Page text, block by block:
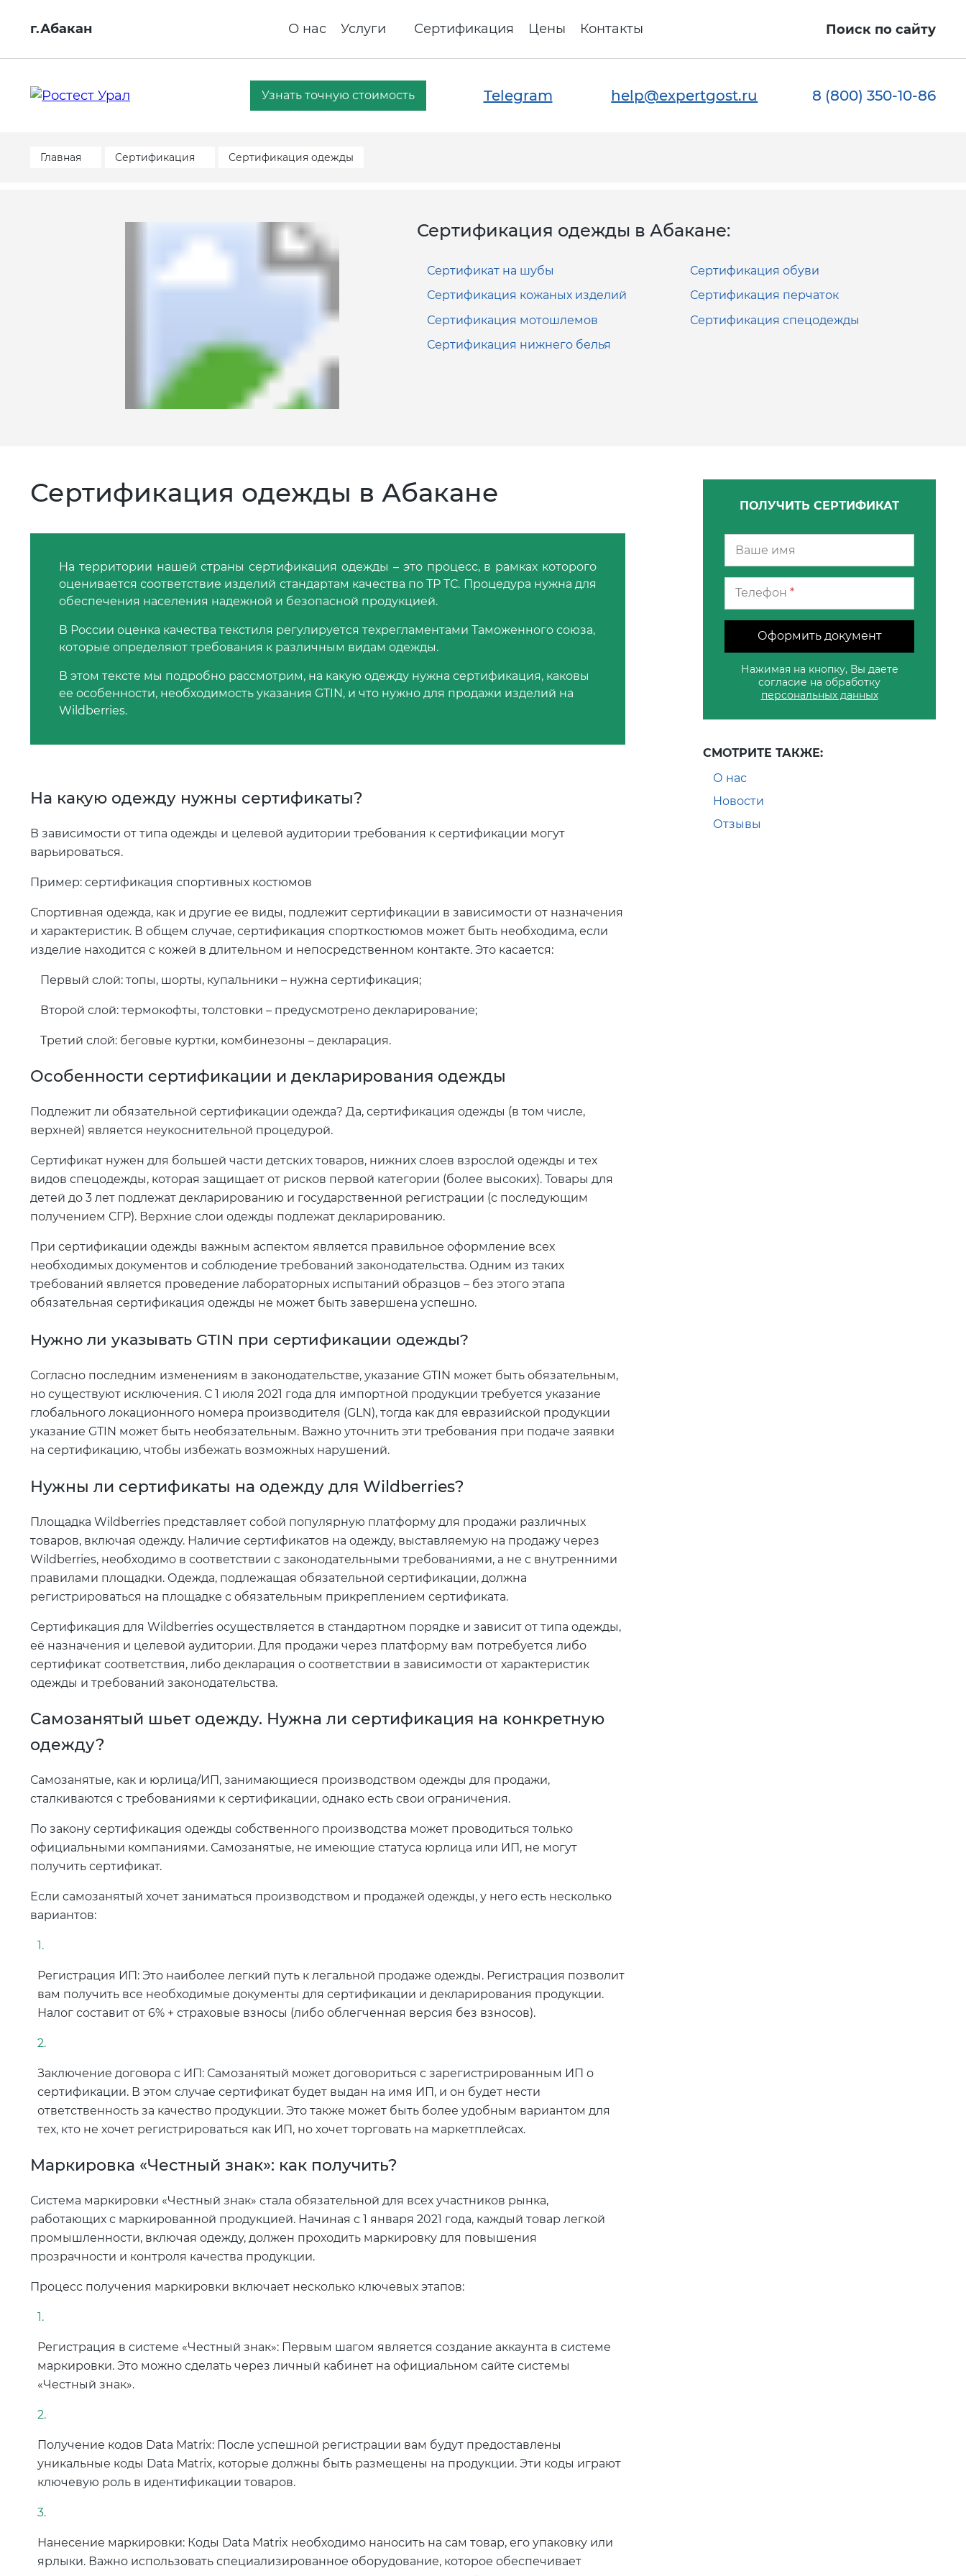
г.Абакан О нас Услуги Сертификация Цены Контакты Поиск по сайту
Узнать точную стоимость Telegram help@expertgost.ru 8 (800) 350-10-86
Главная Сертификация Сертификация одежды
Сертификация одежды в Абакане:
Сертификат на шубы
Сертификация кожаных изделий
Сертификация мотошлемов
Сертификация нижнего белья
Сертификация обуви
Сертификация перчаток
Сертификация спецодежды
Сертификация одежды в Абакане
На территории нашей страны сертификация одежды – это процесс, в рамках которого
оценивается соответствие изделий стандартам качества по ТР ТС. Процедура нужна для
обеспечения населения надежной и безопасной продукцией.
В России оценка качества текстиля регулируется техрегламентами Таможенного союза,
которые определяют требования к различным видам одежды.
В этом тексте мы подробно рассмотрим, на какую одежду нужна сертификация, каковы
ее особенности, необходимость указания GTIN, и что нужно для продажи изделий на
Wildberries.
На какую одежду нужны сертификаты?
В зависимости от типа одежды и целевой аудитории требования к сертификации могут
варьироваться.
Пример: сертификация спортивных костюмов
Спортивная одежда, как и другие ее виды, подлежит сертификации в зависимости от назначения
и характеристик. В общем случае, сертификация спорткостюмов может быть необходима, если
изделие находится с кожей в длительном и непосредственном контакте. Это касается:
Первый слой: топы, шорты, купальники – нужна сертификация;
Второй слой: термокофты, толстовки – предусмотрено декларирование;
Третий слой: беговые куртки, комбинезоны – декларация.
Особенности сертификации и декларирования одежды
Подлежит ли обязательной сертификации одежда? Да, сертификация одежды (в том числе,
верхней) является неукоснительной процедурой.
Сертификат нужен для большей части детских товаров, нижних слоев взрослой одежды и тех
видов спецодежды, которая защищает от рисков первой категории (более высоких). Товары для
детей до 3 лет подлежат декларированию и государственной регистрации (с последующим
получением СГР). Верхние слои одежды подлежат декларированию.
При сертификации одежды важным аспектом является правильное оформление всех
необходимых документов и соблюдение требований законодательства. Одним из таких
требований является проведение лабораторных испытаний образцов – без этого этапа
обязательная сертификация одежды не может быть завершена успешно.
Нужно ли указывать GTIN при сертификации одежды?
Согласно последним изменениям в законодательстве, указание GTIN может быть обязательным,
но существуют исключения. С 1 июля 2021 года для импортной продукции требуется указание
глобального локационного номера производителя (GLN), тогда как для евразийской продукции
указание GTIN может быть необязательным. Важно уточнить эти требования при подаче заявки
на сертификацию, чтобы избежать возможных нарушений.
Нужны ли сертификаты на одежду для Wildberries?
Площадка Wildberries представляет собой популярную платформу для продажи различных
товаров, включая одежду. Наличие сертификатов на одежду, выставляемую на продажу через
Wildberries, необходимо в соответствии с законодательными требованиями, а не с внутренними
правилами площадки. Одежда, подлежащая обязательной сертификации, должна
регистрироваться на площадке с обязательным прикреплением сертификата.
Сертификация для Wildberries осуществляется в стандартном порядке и зависит от типа одежды,
её назначения и целевой аудитории. Для продажи через платформу вам потребуется либо
сертификат соответствия, либо декларация о соответствии в зависимости от характеристик
одежды и требований законодательства.
Самозанятый шьет одежду. Нужна ли сертификация на конкретную
одежду?
Самозанятые, как и юрлица/ИП, занимающиеся производством одежды для продажи,
сталкиваются с требованиями к сертификации, однако есть свои ограничения.
По закону сертификация одежды собственного производства может проводиться только
официальными компаниями. Самозанятые, не имеющие статуса юрлица или ИП, не могут
получить сертификат.
Если самозанятый хочет заниматься производством и продажей одежды, у него есть несколько
вариантов:
Регистрация ИП: Это наиболее легкий путь к легальной продаже одежды. Регистрация позволит
вам получить все необходимые документы для сертификации и декларирования продукции.
Налог составит от 6% + страховые взносы (либо облегченная версия без взносов).
Заключение договора с ИП: Самозанятый может договориться с зарегистрированным ИП о
сертификации. В этом случае сертификат будет выдан на имя ИП, и он будет нести
ответственность за качество продукции. Это также может быть более удобным вариантом для
тех, кто не хочет регистрироваться как ИП, но хочет торговать на маркетплейсах.
Маркировка «Честный знак»: как получить?
Система маркировки «Честный знак» стала обязательной для всех участников рынка,
работающих с маркированной продукцией. Начиная с 1 января 2021 года, каждый товар легкой
промышленности, включая одежду, должен проходить маркировку для повышения
прозрачности и контроля качества продукции.
Процесс получения маркировки включает несколько ключевых этапов:
Регистрация в системе «Честный знак»: Первым шагом является создание аккаунта в системе
маркировки. Это можно сделать через личный кабинет на официальном сайте системы
«Честный знак».
Получение кодов Data Matrix: После успешной регистрации вам будут предоставлены
уникальные коды Data Matrix, которые должны быть размещены на продукции. Эти коды играют
ключевую роль в идентификации товаров.
Нанесение маркировки: Коды Data Matrix необходимо наносить на сам товар, его упаковку или
ярлыки. Важно использовать специализированное оборудование, которое обеспечивает
ПОЛУЧИТЬ СЕРТИФИКАТ
Телефон *
Оформить документ
Нажимая на кнопку, Вы даете
согласие на обработку
персональных данных
СМОТРИТЕ ТАКЖЕ:
О нас
Новости
Отзывы